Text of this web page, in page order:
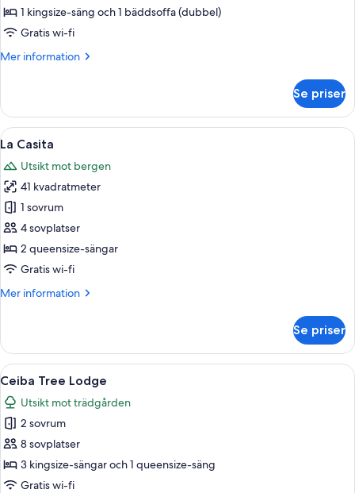
1 kingsize-säng och 1 bäddsoffa (dubbel)
Gratis wi-fi
Mer information
Mer
Bejuco
Se priser
Öppna
alla
foton
för
La
Casita
Ett vardagsrum med en soffa, ett
5
La Casita
Utsikt mot bergen
41 kvadratmeter
1 sovrum
4 sovplatser
2 queensize-sängar
Gratis wi-fi
Mer information
Mer
Casita
Se priser
Öppna
alla
foton
för
Ceiba
Tree
Lodge
En frodig, tropisk trädgård med en
6
Ceiba Tree Lodge
Utsikt mot trädgården
2 sovrum
8 sovplatser
3 kingsize-sängar och 1 queensize-säng
Gratis wi-fi